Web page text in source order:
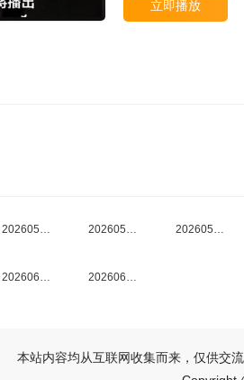
立即播放
20260527加更 20260527上半场 20260527下半场
20260617上 20260617下
本站内容均从互联网收集而来，仅供交